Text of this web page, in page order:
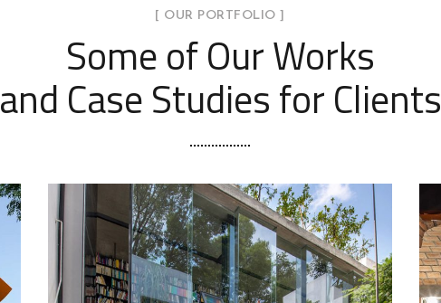
[ OUR PORTFOLIO ]
Some of Our Works
and Case Studies for Clients